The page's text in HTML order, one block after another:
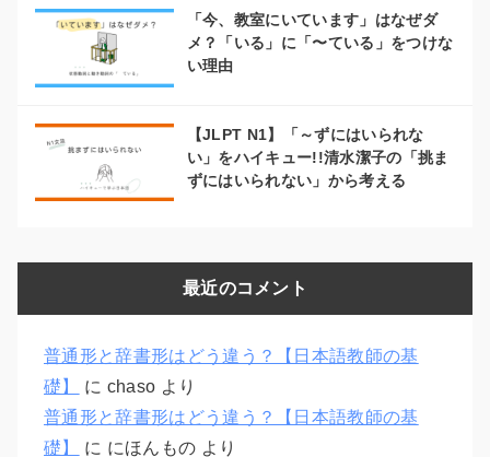
「今、教室にいています」はなぜダ
メ？「いる」に「〜ている」をつけな
い理由
【JLPT N1】「～ずにはいられな
い」をハイキュー!!清水潔子の「挑ま
ずにはいられない」から考える
最近のコメント
普通形と辞書形はどう違う？【日本語教師の基
礎】
に chaso より
普通形と辞書形はどう違う？【日本語教師の基
礎】
に にほんもの より